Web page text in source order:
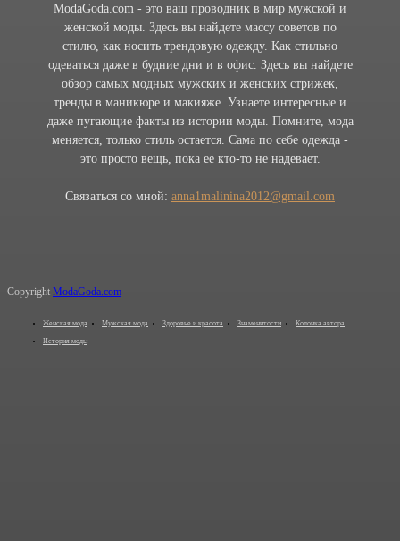
ModaGoda.com - это ваш проводник в мир мужской и
женской моды. Здесь вы найдете массу советов по
стилю, как носить трендовую одежду. Как стильно
одеваться даже в будние дни и в офис. Здесь вы найдете
обзор самых модных мужских и женских стрижек,
тренды в маникюре и макияже. Узнаете интересные и
даже пугающие факты из истории моды. Помните, мода
меняется, только стиль остается. Сама по себе одежда -
это просто вещь, пока ее кто-то не надевает.
Связаться со мной: anna1malinina2012@gmail.com
Copyright ModaGoda.com
Женская мода Мужская мода Здоровье и красота Знаменитости Колонка автора
История моды